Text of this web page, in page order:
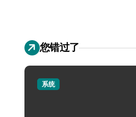
您错过了
系统